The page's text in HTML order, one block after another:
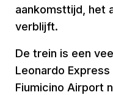
aankomsttijd, het
verblijft.
De trein is een
Leonardo
Fiumicino Airport